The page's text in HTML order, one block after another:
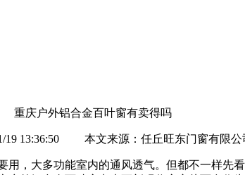
重庆户外铝合金百叶窗有卖得吗
19 13:36:50 本文来源：任丘旺东门窗有限公
，大多功能室内的通风透气。但都不一样先